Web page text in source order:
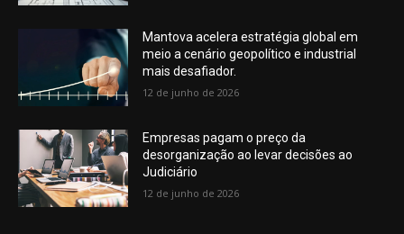
Mantova acelera estratégia global em
meio a cenário geopolítico e industrial
mais desafiador.
12 de junho de 2026
Empresas pagam o preço da
desorganização ao levar decisões ao
Judiciário
12 de junho de 2026